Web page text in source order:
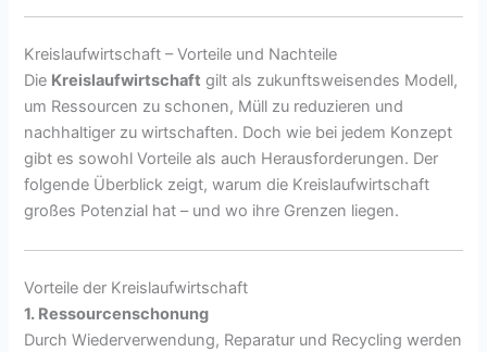
Kreislaufwirtschaft – Vorteile und Nachteile
Die Kreislaufwirtschaft gilt als zukunftsweisendes Modell,
um Ressourcen zu schonen, Müll zu reduzieren und
nachhaltiger zu wirtschaften. Doch wie bei jedem Konzept
gibt es sowohl Vorteile als auch Herausforderungen. Der
folgende Überblick zeigt, warum die Kreislaufwirtschaft
großes Potenzial hat – und wo ihre Grenzen liegen.
Vorteile der Kreislaufwirtschaft
1. Ressourcenschonung
Durch Wiederverwendung, Reparatur und Recycling werden